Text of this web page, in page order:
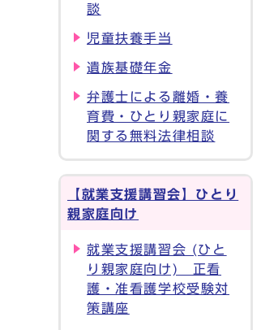
談
児童扶養手当
遺族基礎年金
弁護士による離婚・養
育費・ひとり親家庭に
関する無料法律相談
【就業支援講習会】ひとり
親家庭向け
就業支援講習会 (ひと
り親家庭向け) 正看
護・准看護学校受験対
策講座